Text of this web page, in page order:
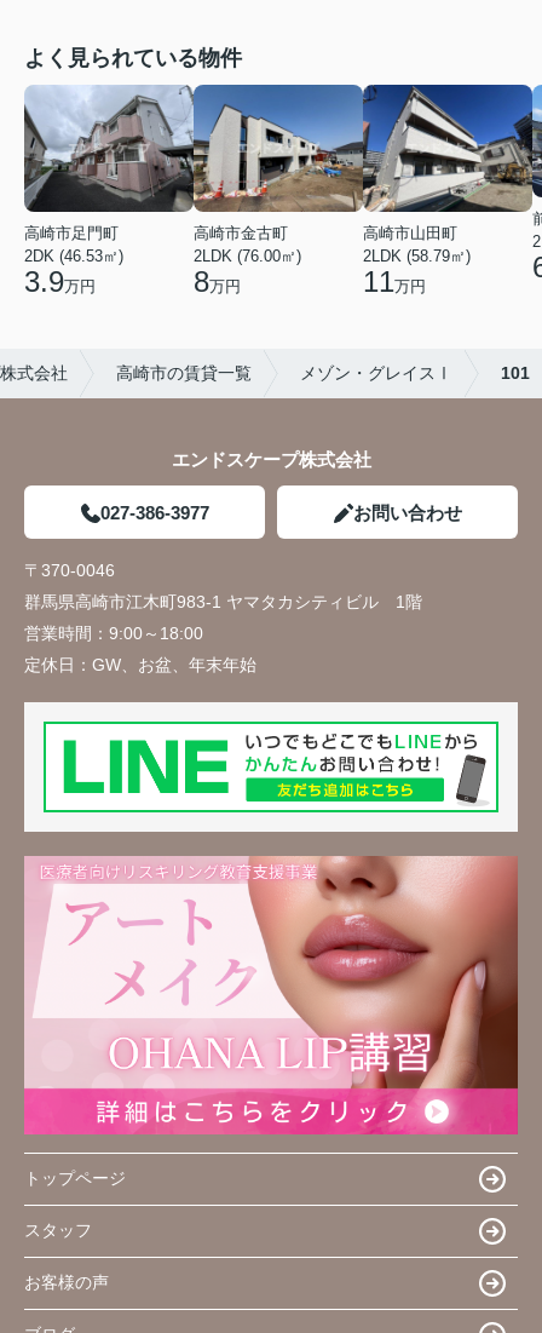
よく見られている物件
高崎市足門町
2DK (46.53㎡)
3.9万円
高崎市金古町
2LDK (76.00㎡)
8万円
高崎市山田町
2LDK (58.79㎡)
11万円
式会社 高崎市の賃貸一覧 メゾン・グレイスⅠ 101
エンドスケープ株式会社
027-386-3977 お問い合わせ
〒370-0046
群馬県高崎市江木町983-1 ヤマタカシティビル 1階
営業時間： 9:00～18:00
定休日： GW、お盆、年末年始
トップページ
スタッフ
お客様の声